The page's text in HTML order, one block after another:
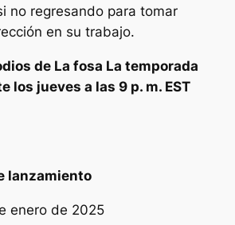
no regresando para tomar
en su trabajo.
de La fosa La temporada
los jueves a las 9 p. m. EST
lanzamiento
enero de 2025